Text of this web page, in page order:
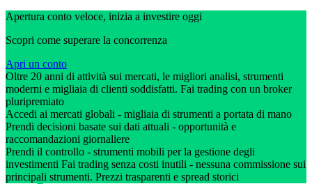
Apertura conto veloce, inizia a investire oggi
Scopri come superare la concorrenza
Apri un conto
Oltre 20 anni di attività sui mercati, le migliori analisi, strumenti
moderni e migliaia di clienti soddisfatti. Fai trading con un broker
pluripremiato
Accedi ai mercati globali - migliaia di strumenti a portata di mano
Prendi decisioni basate sui dati attuali - opportunità e
raccomandazioni giornaliere
Prendi il controllo - strumenti mobili per la gestione degli
investimenti Fai trading senza costi inutili - nessuna commissione sui
principali strumenti. Prezzi trasparenti e spread storici